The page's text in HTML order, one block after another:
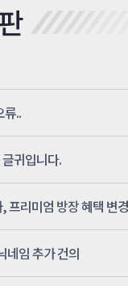
류..
귀입니다.
프리미엄 방장 혜택 변경
네임 추가 건의